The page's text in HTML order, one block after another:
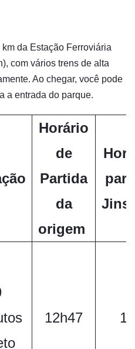
da Estação Ferroviária
com vários trens de alta
Ao chegar, você pode
a entrada do parque.
Horário
de
Partida
da
origem
12h47